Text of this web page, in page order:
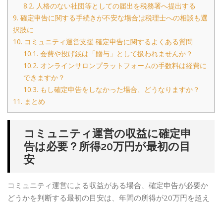
8.2. 人格のない社団等としての届出を税務署へ提出する
9. 確定申告に関する手続きが不安な場合は税理士への相談も選
択肢に
10. コミュニティ運営支援 確定申告に関するよくある質問
10.1. 会費や投げ銭は「贈与」として扱われませんか？
10.2. オンラインサロンプラットフォームの手数料は経費に
できますか？
10.3. もし確定申告をしなかった場合、どうなりますか？
11. まとめ
コミュニティ運営の収益に確定申
告は必要？所得20万円が最初の目
安
コミュニティ運営による収益がある場合、確定申告が必要か
どうかを判断する最初の目安は、年間の所得が20万円を超え